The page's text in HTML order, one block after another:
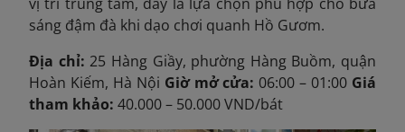
sáng đậm đà khi dạo chơi quanh Hồ Gươm.
Địa chỉ: 25 Hàng Giầy, phường Hàng Buồm, quận
Hoàn Kiếm, Hà Nội Giờ mở cửa: 06:00 – 01:00 Giá
tham khảo: 40.000 – 50.000 VND/bát